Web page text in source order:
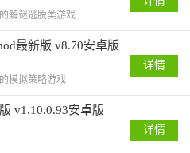
解谜逃脱类游戏
最新版 v8.70安卓版
模拟策略游戏
详情
v1.10.0.93安卓版
详情